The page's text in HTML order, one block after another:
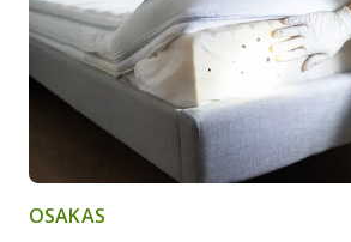
OSAKAS